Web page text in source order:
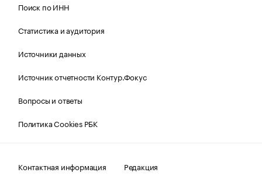
Поиск по ИНН
Статистика и аудитория
Источники данных
Источник отчетности Контур.Фокус
Вопросы и ответы
Политика Cookies РБК
Контактная информация Редакция